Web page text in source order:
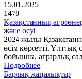
15.01.2025
1478
Қазақстанның
және өсуі
2024 жылы
өсім көрсетті. Ұлттық
бойынша, аграрлық
Подробнее
Барлық жаңалықтар